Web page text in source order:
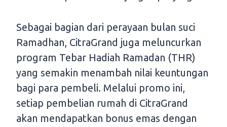
Sebagai bagian dari perayaan bulan suci
Ramadhan, CitraGrand juga meluncurkan
program Tebar Hadiah Ramadan (THR)
yang semakin menambah nilai keuntungan
bagi para pembeli. Melalui promo ini,
setiap pembelian rumah di CitraGrand
akan mendapatkan bonus emas dengan